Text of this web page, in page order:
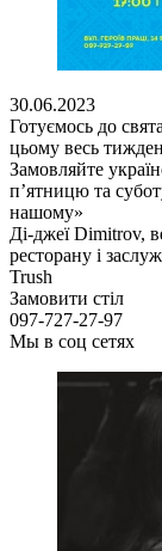
30.06.2023
Готуємось до
цьому весь
Замовляйте
п’ятницю та
нашому»
Ді-джеї Dimitrov,
ресторану і
Trush
Замовити стіл
097-727-27-97
Мы в соц сетях